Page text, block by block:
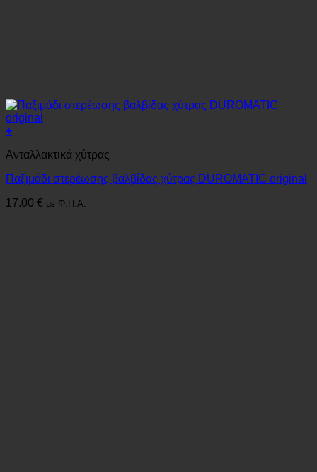
+
Ανταλλακτικά χύτρας
Παξιμάδι στερέωσης βαλβίδας χύτρας DUROMATIC original
17.00 € με Φ.Π.Α.